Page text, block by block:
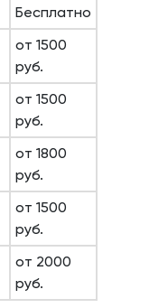
Бесплатно
от 1500
руб.
от 1500
руб.
от 1800
руб.
от 1500
руб.
от 2000
руб.